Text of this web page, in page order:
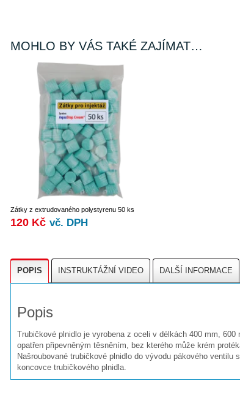
MOHLO BY VÁS TAKÉ ZAJÍMAT…
Zátky z extrudovaného polystyrenu 50 ks
120 Kč vč. DPH
POPIS INSTRUKTÁŽNÍ VIDEO DALŠÍ INFORMACE
Popis
Trubičkové plnidlo je vyrobena z oceli v délkách 400 mm,
opatřen připevněným těsněním, bez kterého může krém
Našroubované trubičkové plnidlo do vývodu pákového
koncovce trubičkového plnidla.